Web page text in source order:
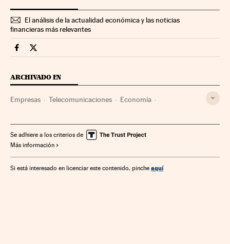
El análisis de la actualidad económica y las noticias
financieras más relevantes
Companias Cinco Días en Facebook
Companias Cinco Días en Twitter
ARCHIVADO EN
Empresas Telecomunicaciones Economía
Se adhiere a los criterios de
Más información
Si está interesado en licenciar este contenido, pinche aquí